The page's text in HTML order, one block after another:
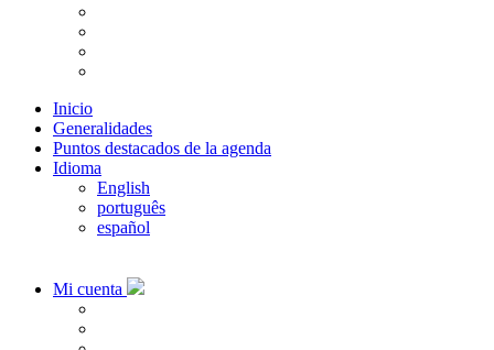
Inicio
Generalidades
Puntos destacados de la agenda
Idioma
English
português
español
Mi cuenta